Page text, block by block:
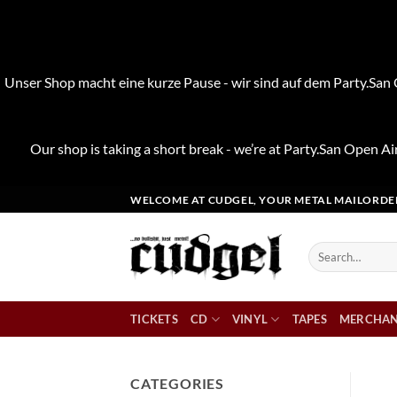
Unser Shop macht eine kurze Pause - wir sind auf dem
Our shop is taking a short break - we’re at Party.San Open
to
WELCOME AT CUDGEL, YOUR METAL
Search
for:
TICKETS CD VINYL TAPES
CATEGORIES